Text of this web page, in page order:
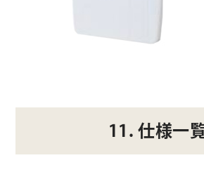
11. 仕様一